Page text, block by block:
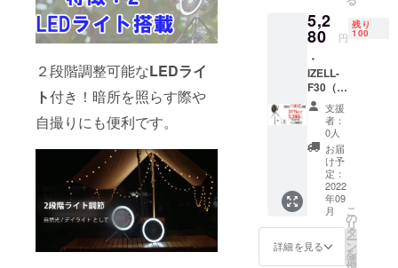
２段階調整可能なLEDライ
ト付き！暗所を照らす際や
自撮りにも便利です。
さい）
・説明
書×1
5,2
80 円
残り
100
・
IZELL-
F30（ブ
ラウ
ン）×1
・本体
×1 ・三
脚×1 ・
リモコ
ン×1 ・
充電
ケーブ
ル×１
（アダ
プター
支援
者：
0人
お届
け予
定：
2022
年09
月
詳細を見る
こ
の
リ
タ
ー
ン
を
選